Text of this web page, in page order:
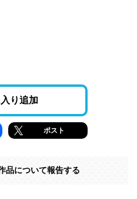
り追加
ポスト
品について報告する